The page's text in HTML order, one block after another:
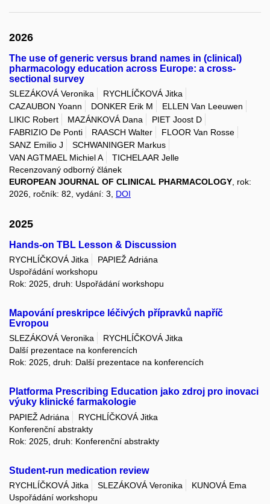
2026
The use of generic versus brand names in (clinical)
pharmacology education across Europe: a cross-
sectional survey
SLEZÁKOVÁ Veronika
RYCHLÍČKOVÁ Jitka
CAZAUBON Yoann
DONKER Erik M
ELLEN Van Leeuwen
LIKIC Robert
MAZÁNKOVÁ Dana
PIET Joost D
FABRIZIO De Ponti
RAASCH Walter
FLOOR Van Rosse
SANZ Emilio J
SCHWANINGER Markus
VAN AGTMAEL Michiel A
TICHELAAR Jelle
Recenzovaný odborný článek
EUROPEAN JOURNAL OF CLINICAL PHARMACOLOGY, rok:
2026, ročník: 82, vydání: 3, DOI
2025
Hands-on TBL Lesson & Discussion
RYCHLÍČKOVÁ Jitka
PAPIEŽ Adriána
Uspořádání workshopu
Rok: 2025, druh: Uspořádání workshopu
Mapování preskripce léčivých přípravků napříč
Evropou
SLEZÁKOVÁ Veronika
RYCHLÍČKOVÁ Jitka
Další prezentace na konferencích
Rok: 2025, druh: Další prezentace na konferencích
Platforma Prescribing Education jako zdroj pro inovaci
výuky klinické farmakologie
PAPIEŽ Adriána
RYCHLÍČKOVÁ Jitka
Konferenční abstrakty
Rok: 2025, druh: Konferenční abstrakty
Student-run medication review
RYCHLÍČKOVÁ Jitka SLEZÁKOVÁ Veronika
KUNOVÁ Ema
Uspořádání workshopu